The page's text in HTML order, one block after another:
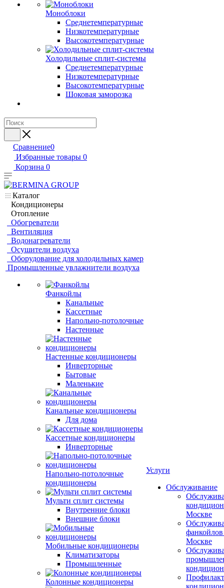
Моноблоки
Среднетемпературные
Низкотемпературные
Высокотемпературные
Холодильные сплит-системы
Среднетемпературные
Низкотемпературные
Высокотемпературные
Шоковая заморозка
Сравнение0
Избранные товары 0
Корзина 0
Каталог
Кондиционеры
Отопление
Обогреватели
Вентиляция
Водонагреватели
Осушители воздуха
Оборудование для холодильных камер
Промышленные увлажнители воздуха
Фанкойлы
Канальные
Кассетные
Напольно-потолочные
Настенные
Настенные кондиционеры
Инверторные
Бытовые
Маленькие
Канальные кондиционеры
Для дома
Кассетные кондиционеры
Инверторные
Напольно-потолочные
кондиционеры
Мульти сплит системы
Внутренние блоки
Внешние блоки
Мобильные кондиционеры
Климатизаторы
Промышленные
Колонные кондиционеры
Услуги
Обслуживание
Москве
Москве